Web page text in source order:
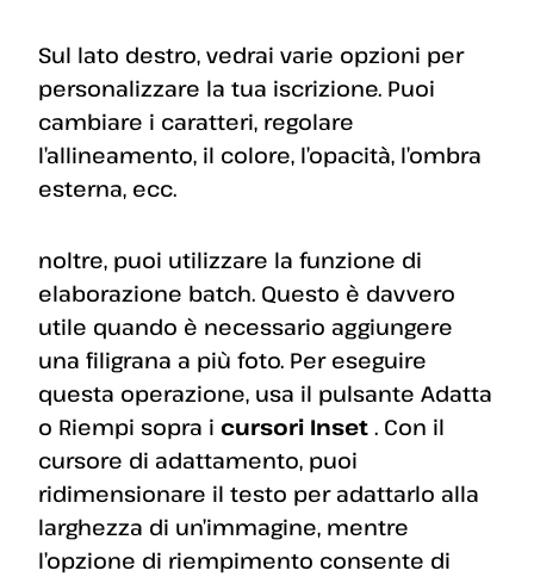
Sul lato destro, vedrai varie opzioni per
personalizzare la tua iscrizione. Puoi
cambiare i caratteri, regolare
l’allineamento, il colore, l’opacità, l’ombra
esterna, ecc.
noltre, puoi utilizzare la funzione di
elaborazione batch. Questo è davvero
utile quando è necessario aggiungere
una filigrana a più foto. Per eseguire
questa operazione, usa il pulsante Adatta
o Riempi sopra i cursori Inset . Con il
cursore di adattamento, puoi
ridimensionare il testo per adattarlo alla
larghezza di un’immagine, mentre
l’opzione di riempimento consente di